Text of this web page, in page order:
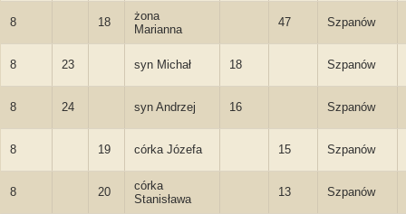
8 18
żona
Marianna
47 Szpanów
8 23 syn Michał 18 Szpanów
8 24 syn Andrzej 16 Szpanów
8 19 córka Józefa 15 Szpanów
8 20
córka
Stanisława
13 Szpanów